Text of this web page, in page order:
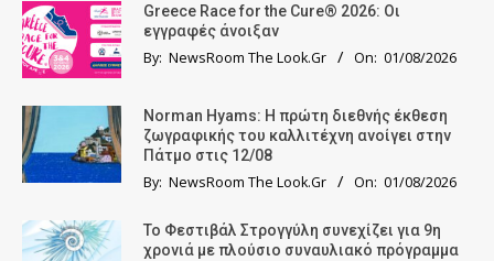
Greece Race for the Cure® 2026: Οι
εγγραφές άνοιξαν
By: NewsRoom The Look.Gr On: 01/08/2026
Norman Hyams: Η πρώτη διεθνής έκθεση
ζωγραφικής του καλλιτέχνη ανοίγει στην
Πάτμο στις 12/08
By: NewsRoom The Look.Gr On: 01/08/2026
Το Φεστιβάλ Στρογγύλη συνεχίζει για 9η
χρονιά με πλούσιο συναυλιακό πρόγραμμα